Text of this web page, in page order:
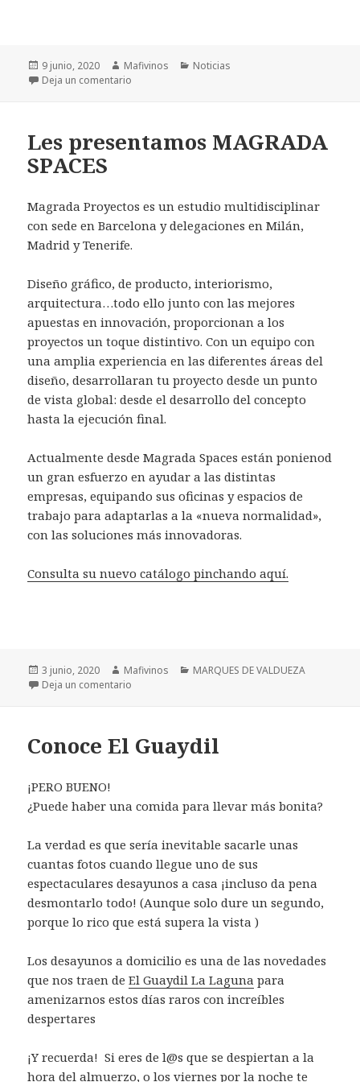
Publicado
el
9 junio, 2020 Autor
Mafivinos Categorías
Noticias
Deja un comentario
Les presentamos MAGRADA
SPACES
Magrada Proyectos es un estudio multidisciplinar
con sede en Barcelona y delegaciones en Milán,
Madrid y Tenerife.
Diseño gráfico, de producto, interiorismo,
arquitectura…todo ello junto con las mejores
apuestas en innovación, proporcionan a los
proyectos un toque distintivo. Con un equipo con
una amplia experiencia en las diferentes áreas del
diseño, desarrollaran tu proyecto desde un punto
de vista global: desde el desarrollo del concepto
hasta la ejecución final.
Actualmente desde Magrada Spaces están ponienod
un gran esfuerzo en ayudar a las distintas
empresas, equipando sus oficinas y espacios de
trabajo para adaptarlas a la «nueva normalidad»,
con las soluciones más innovadoras.
Consulta su nuevo catálogo pinchando aquí.
Publicado
el
3 junio, 2020 Autor
Mafivinos Categorías
MARQUES DE VALDUEZA
Deja un comentario
Conoce El Guaydil
¡PERO BUENO!
¿Puede haber una comida para llevar más bonita?
La verdad es que sería inevitable sacarle unas
cuantas fotos cuando llegue uno de sus
espectacularesdesayunos a casa ¡incluso da pena
desmontarlo todo! (Aunque solo dure un segundo,
porque lo rico que está supera la vista )
Los desayunos a domicilio es una de las novedades
que nos traen deEl Guaydil La Laguna para
amenizarnos estos días raros con increíbles
despertares
¡Y recuerda! Si eres de l@s que se despiertan a la
hora del almuerzo, o los viernes por la noche te